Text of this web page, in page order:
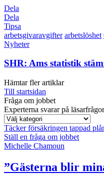
Dela
Dela
Tipsa
arbetsgivaravgifter arbetslöshet
Nyheter
SHR: Ams statistik
Hämtar fler artiklar
Till startsidan
Fråga om jobbet
Experterna svarar på
Täcker försäkringen tappad
Ställ en fråga om jobbet
Michelle Chamoun
”Gästerna blir